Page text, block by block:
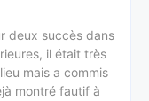
deux succès dans
il était très
mais a commis
montré fautif à